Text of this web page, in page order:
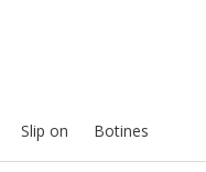
Slip on Botines